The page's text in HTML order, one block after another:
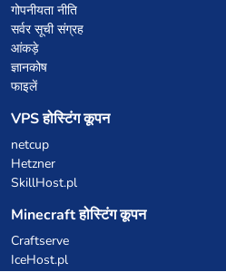
गोपनीयता नीति
सर्वर सूची संग्रह
आंकड़े
ज्ञानकोष
फाइलें
VPS होस्टिंग कूपन
netcup
Hetzner
SkillHost.pl
Minecraft होस्टिंग कूपन
Craftserve
IceHost.pl